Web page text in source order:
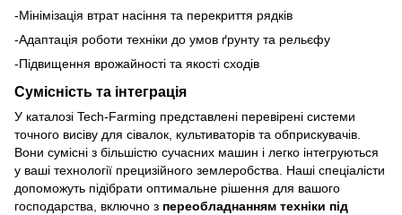
-Мінімізація втрат насіння та перекриття рядків
-Адаптація роботи техніки до умов ґрунту та рельєфу
-Підвищення врожайності та якості сходів
Сумісність та інтеграція
У каталозі Tech-Farming представлені перевірені системи
точного висіву для сівалок, культиваторів та обприскувачів.
Вони сумісні з більшістю сучасних машин і легко інтегруються
у ваші технології прецизійного землеробства. Наші спеціалісти
допоможуть підібрати оптимальне рішення для вашого
господарства, включно з переобладнанням техніки під